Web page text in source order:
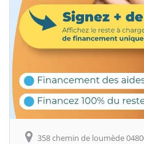
358 chemin de loumède